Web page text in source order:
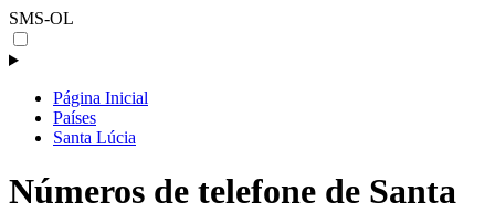
SMS-OL
Página Inicial
Países
Santa Lúcia
Números de telefone de Santa